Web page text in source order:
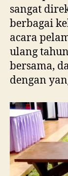
sangat
berbagai
acara
ulang
bersama,
dengan